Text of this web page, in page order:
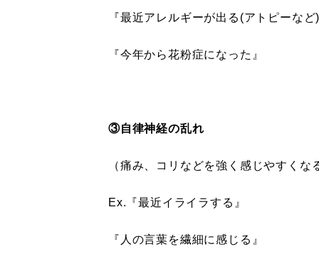
『最近アレルギーが出る(アトピーなど)
『今年から花粉症になった』
③自律神経の乱れ
（痛み、コリなどを強く感じやすくな
Ex.『最近イライラする』
『人の言葉を繊細に感じる』